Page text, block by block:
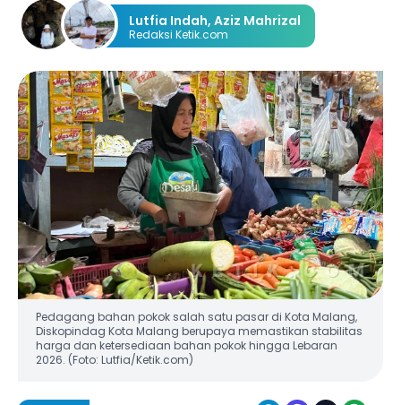
Lutfia Indah, Aziz Mahrizal
Redaksi Ketik.com
Pedagang bahan pokok salah satu pasar di Kota Malang,
Diskopindag Kota Malang berupaya memastikan stabilitas
harga dan ketersediaan bahan pokok hingga Lebaran
2026. (Foto: Lutfia/Ketik.com)